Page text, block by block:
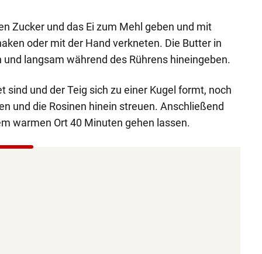
Zucker und das Ei zum Mehl geben und mit
oder mit der Hand verkneten. Die Butter in
langsam während des Rührens hineingeben.
sind und der Teig sich zu einer Kugel formt, noch
und die Rosinen hinein streuen. Anschließend
warmen Ort 40 Minuten gehen lassen.